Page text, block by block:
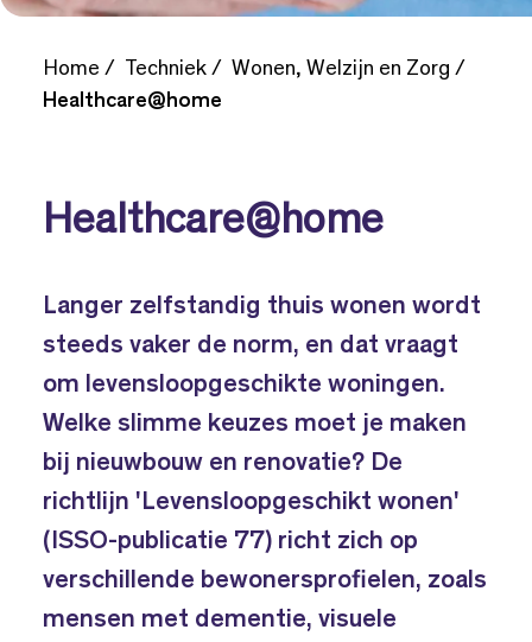
Home Techniek
Wonen, Welzijn en Zorg
Healthcare@home
Healthcare@home
Langer zelfstandig thuis wonen wordt
steeds vaker de norm, en dat vraagt
om levensloopgeschikte woningen.
Welke slimme keuzes moet je maken
bij nieuwbouw en renovatie? De
richtlijn 'Levensloopgeschikt wonen'
(ISSO-publicatie 77) richt zich op
verschillende bewonersprofielen, zoals
mensen met dementie, visuele